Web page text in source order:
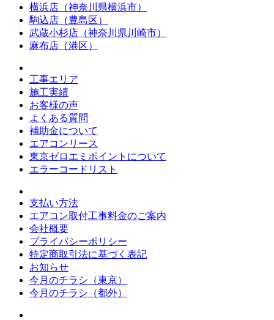
横浜店（神奈川県横浜市）
駒込店（豊島区）
武蔵小杉店（神奈川県川崎市）
麻布店（港区）
工事エリア
施工実績
お客様の声
よくある質問
補助金について
エアコンリース
東京ゼロエミポイントについて
エラーコードリスト
支払い方法
エアコン取付工事料金のご案内
会社概要
プライバシーポリシー
特定商取引法に基づく表記
お知らせ
今月のチラシ（東京）
今月のチラシ（都外）